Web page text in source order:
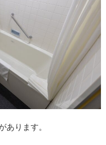
あります。